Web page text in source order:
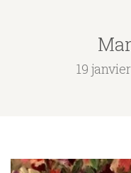
19